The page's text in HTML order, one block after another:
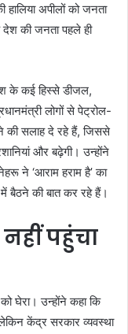
हालिया अपीलों को जनता
की जनता पहले ही
के कई हिस्से डीजल,
लोगों से पेट्रोल-
की सलाह दे रहे हैं, जिससे
और बढ़ेगी। उन्होंने
ने ‘आराम हराम है’ का
बैठने की बात कर रहे हैं।
पहुंचा
घेरा। उन्होंने कहा कि
केंद्र सरकार व्यवस्था